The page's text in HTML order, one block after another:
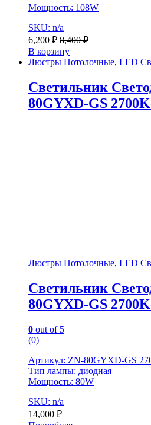
Мощность: 108W
SKU: n/a
6,200 ₽ 8,400₽
В корзину
Люстры Потолочные, LED
Светильник
80GYXD-GS
Люстры Потолочные, LED
Светильник
80GYXD-GS
0 out of 5
(0)
Артикул: ZN-80GYXD-GS
Тип лампы: диодная
Мощность: 80W
SKU: n/a
14,000 ₽